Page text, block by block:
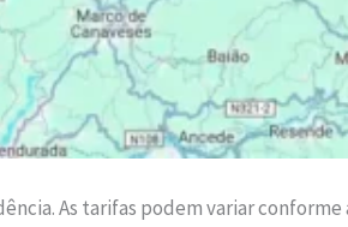
As tarifas podem variar conforme